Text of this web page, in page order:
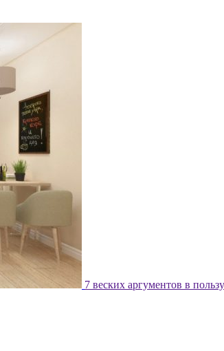
7 веских аргументов в